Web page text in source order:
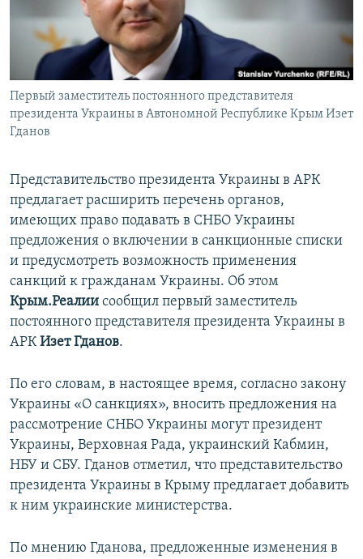
ПОБЕДИТЕЛЕЙ НЕ СУДЯТ?
КРЫМ.НЕПОКОРЕННЫЙ
ELIFBE
УКРАИНСКАЯ ПРОБЛЕМА КРЫМА
ПРИСОЕДИНЯЙТЕСЬ!
Все сайты RFE/RL
Первый заместитель постоянного представителя
президента Украины в Автономной Республике Крым Изет
Гданов
Представительство президента Украины в АРК
предлагает расширить перечень органов,
имеющих право подавать в СНБО Украины
предложения о включении в санкционные списки
и предусмотреть возможность применения
санкций к гражданам Украины. Об этом
Крым.Реалии сообщил первый заместитель
постоянного представителя президента Украины в
АРКИзет Гданов.
По его словам, в настоящее время, согласно закону
Украины «О санкциях», вносить предложения на
рассмотрение СНБО Украины могут президент
Украины, Верховная Рада, украинский Кабмин,
НБУ и СБУ. Гданов отметил, что представительство
президента Украины в Крыму предлагает добавить
к ним украинские министерства.
По мнению Гданова, предложенные изменения в